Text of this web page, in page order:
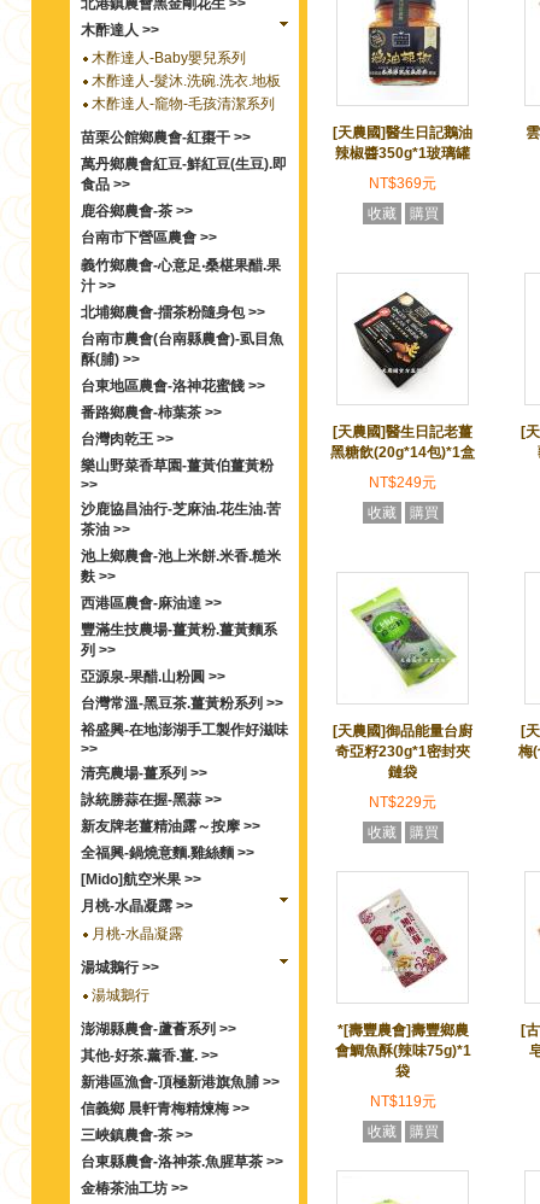
北港鎮農會黑金剛花生 >>
木酢達人 >>
木酢達人-Baby嬰兒系列
木酢達人-髮沐.洗碗.洗衣.地板
木酢達人-竉物-毛孩清潔系列
苗栗公館鄉農會-紅棗干 >>
萬丹鄉農會紅豆-鮮紅豆(生豆).即
食品 >>
鹿谷鄉農會-茶 >>
台南市下營區農會 >>
義竹鄉農會-心意足‧桑椹果醋.果
汁 >>
北埔鄉農會-擂茶粉隨身包 >>
台南市農會(台南縣農會)-虱目魚
酥(脯) >>
台東地區農會-洛神花蜜餞 >>
番路鄉農會-柿葉茶 >>
台灣肉乾王 >>
樂山野菜香草園-薑黃伯薑黃粉
>>
沙鹿協昌油行-芝麻油.花生油.苦
茶油 >>
池上鄉農會-池上米餅.米香.糙米
麩 >>
西港區農會-麻油達 >>
豐滿生技農場-薑黃粉.薑黃麵系
列 >>
亞源泉-果醋.山粉圓 >>
台灣常溫-黑豆茶.薑黃粉系列 >>
裕盛興-在地澎湖手工製作好滋味
>>
清亮農場-薑系列 >>
詠統勝蒜在握-黑蒜 >>
新友牌老薑精油露～按摩 >>
全福興-鍋燒意麵.雞絲麵 >>
[Mido]航空米果 >>
月桃-水晶凝露 >>
月桃-水晶凝露
湯城鵝行 >>
湯城鵝行
澎湖縣農會-蘆薈系列 >>
其他-好茶.薰香.薑. >>
新港區漁會-頂極新港旗魚脯 >>
信義鄉 晨軒青梅精煉梅 >>
三峽鎮農會-茶 >>
台東縣農會-洛神茶.魚腥草茶 >>
金椿茶油工坊 >>
[天農國]醫生日記鵝油
辣椒醬350g*1玻璃罐
NT$369元
收藏
購買
[天農國]醫生日記老薑
黑糖飲(20g*14包)*1盒
NT$249元
收藏
購買
[
[天農國]御品能量台廚
奇亞籽230g*1密封夾
鏈袋
NT$229元
收藏
購買
[
梅
*[壽豐農會]壽豐鄉農
會鯛魚酥(辣味75g)*1
袋
NT$119元
收藏
購買
[